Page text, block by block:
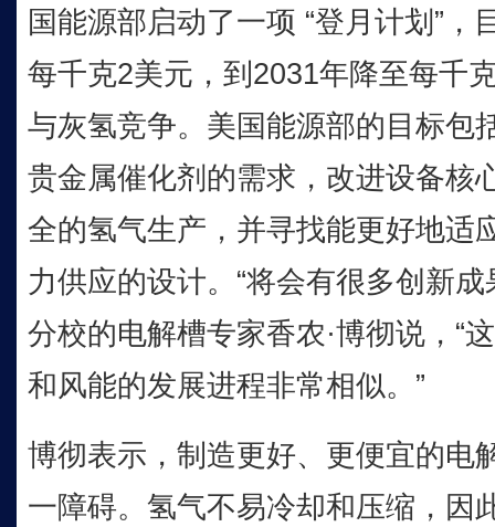
国能源部启动了一项 “登月计划”
每千克2美元，到2031年降至每千
与灰氢竞争。美国能源部的目标包
贵金属催化剂的需求，改进设备核
全的氢气生产，并寻找能更好地适
力供应的设计。“将会有很多创新
分校的电解槽专家香农·博彻说，“
和风能的发展进程非常相似。”
博彻表示，制造更好、更便宜的电
一障碍。氢气不易冷却和压缩，因